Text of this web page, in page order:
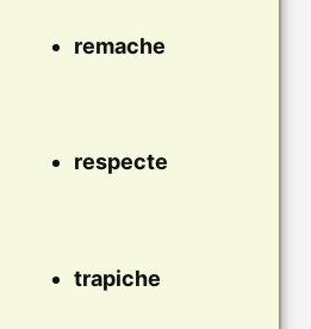
remache
respecte
trapiche